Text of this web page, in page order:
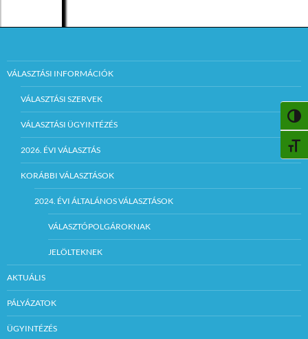
VÁLASZTÁSI INFORMÁCIÓK
VÁLASZTÁSI SZERVEK
VÁLASZTÁSI ÜGYINTÉZÉS
2026. ÉVI VÁLASZTÁS
KORÁBBI VÁLASZTÁSOK
2024. ÉVI ÁLTALÁNOS VÁLASZTÁSOK
VÁLASZTÓPOLGÁROKNAK
JELÖLTEKNEK
AKTUÁLIS
PÁLYÁZATOK
ÜGYINTÉZÉS